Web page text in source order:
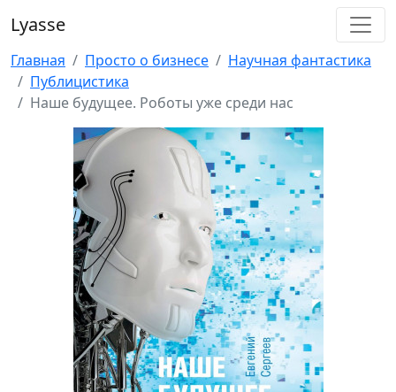
Lyasse
Главная Просто о бизнесе
Научная фантастика
Публицистика
Наше будущее. Роботы уже среди нас